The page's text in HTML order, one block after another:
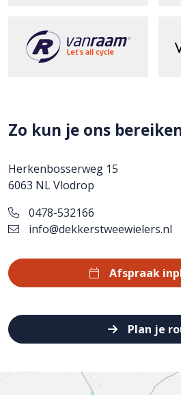
Zo kun je ons
Herkenbosserweg 15
6063 NL Vlodrop
0478-532166
info@dekkerstweewielers.nl
Afspraak
Plan je